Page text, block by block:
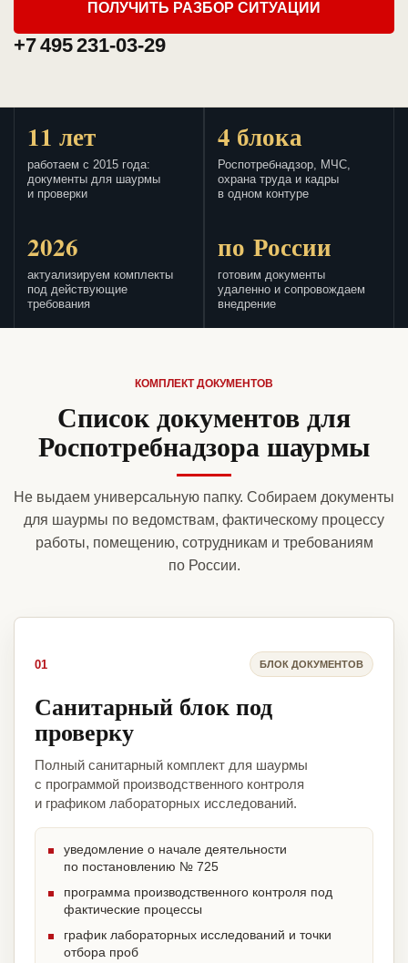
ПОЛУЧИТЬ РАЗБОР СИТУАЦИИ
+7 495 231-03-29
11 лет
работаем с 2015 года:
документы для шаурмы
и проверки
4 блока
Роспотребнадзор, МЧС,
охрана труда и кадры
в одном контуре
2026
актуализируем комплекты
под действующие
требования
по России
готовим документы
удаленно и сопровождаем
внедрение
КОМПЛЕКТ ДОКУМЕНТОВ
Список документов для
Роспотребнадзора шаурмы
Не выдаем универсальную папку. Собираем документы
для шаурмы по ведомствам, фактическому процессу
работы, помещению, сотрудникам и требованиям
по России.
01 БЛОК ДОКУМЕНТОВ
Санитарный блок под
проверку
Полный санитарный комплект для шаурмы
с программой производственного контроля
и графиком лабораторных исследований.
уведомление о начале деятельности
по постановлению № 725
программа производственного контроля под
фактические процессы
график лабораторных исследований и точки
отбора проб